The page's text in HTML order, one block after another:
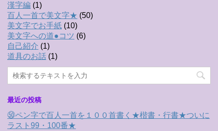
漢字編 (1)
百人一首で美文字★ (50)
美文字でお手紙 (10)
美文字への道●コツ (6)
自己紹介 (1)
道具のお話 (1)
最近の投稿
㊿ペン字で百人一首を１００首書く★楷書・行書★ついに
ラスト99・100番★